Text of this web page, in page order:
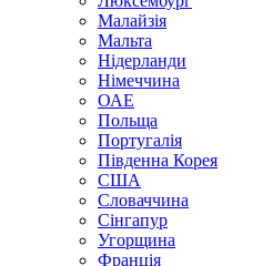
Малайзія
Мальта
Нідерланди
Німеччина
ОАЕ
Польща
Португалія
Південна Корея
США
Словаччина
Сінгапур
Угорщина
Франція